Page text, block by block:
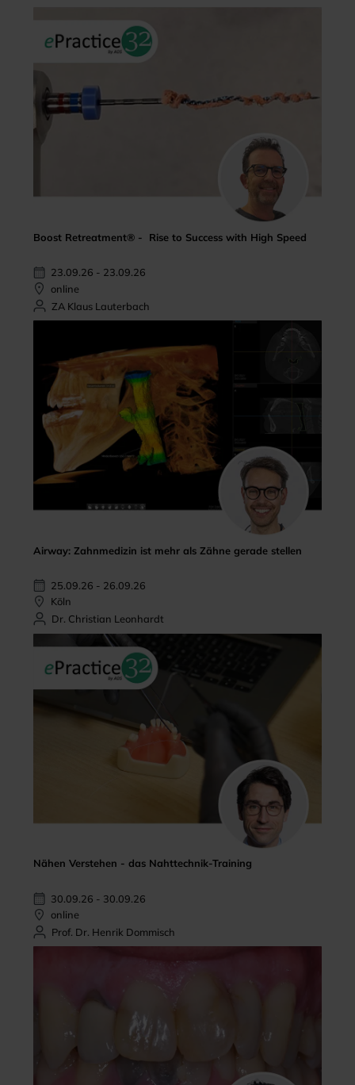
Boost Retreatment® - Rise to Success with High Speed
23.09.26 - 23.09.26
online
ZA Klaus Lauterbach
Airway: Zahnmedizin ist mehr als Zähne gerade stellen
25.09.26 - 26.09.26
Köln
Dr. Christian Leonhardt
Nähen Verstehen - das Nahttechnik-Training
30.09.26 - 30.09.26
online
Prof. Dr. Henrik Dommisch